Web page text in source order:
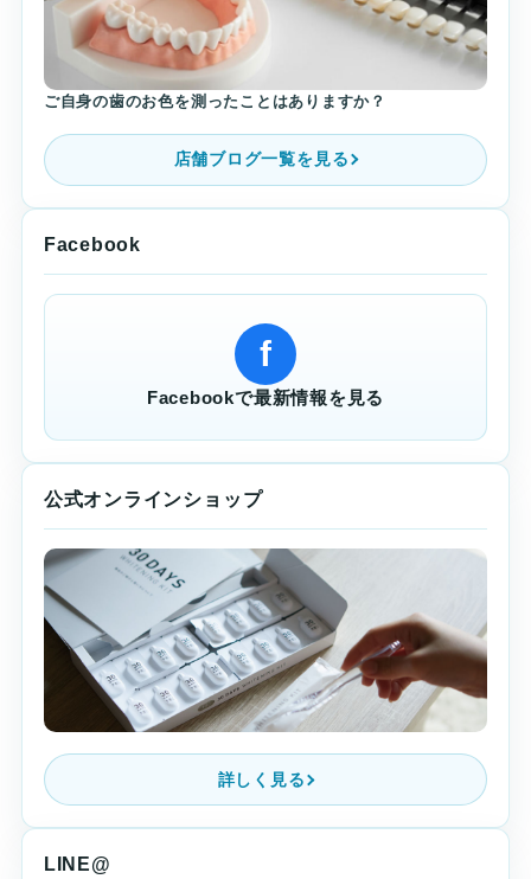
ご自身の歯のお色を測ったことはありますか？
店舗ブログ一覧を見る
Facebook
f
Facebookで最新情報を見る
公式オンラインショップ
詳しく見る
LINE@